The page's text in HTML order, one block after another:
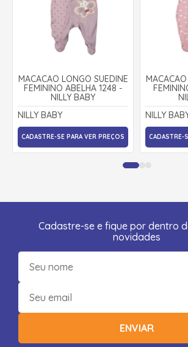
MACACÃO LONGO SUEDINE
FEMININO ABELHA 1248 -
NILLY BABY
NILLY BABY
CADASTRE-SE PARA VER PREÇOS
NILLY
CADASTRE-
Cadastre-se e fique por dentro
novidades
ENVIAR